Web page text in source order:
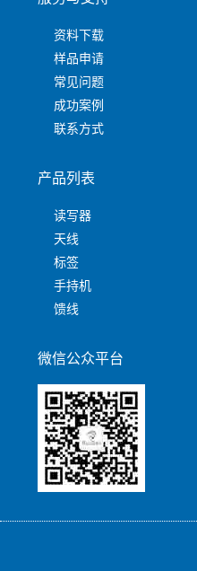
资料下载
样品申请
常见问题
成功案例
联系方式
产品列表
读写器
天线
标签
手持机
馈线
微信公众平台